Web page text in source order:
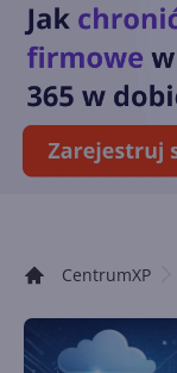
CentrumXP